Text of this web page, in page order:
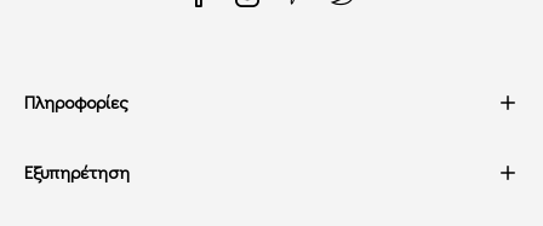
Πληροφορίες
Εξυπηρέτηση